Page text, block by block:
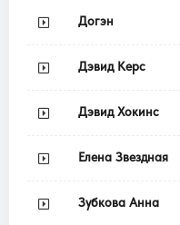
Догэн
Дэвид Керс
Дэвид Хокинс
Елена Звездная
Зубкова Анна